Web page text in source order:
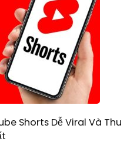
Shorts Dễ Viral Và Thu